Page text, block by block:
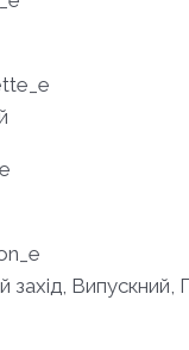
захід, Випускний,